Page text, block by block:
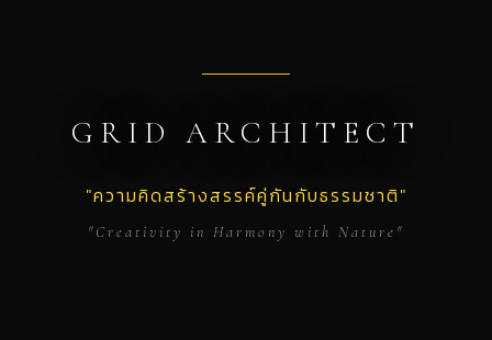
GRID ARCHITECT
"ความคิดสร้างสรรค์คู่กันกับธรรมชาติ"
"Creativity in Harmony with Nature"